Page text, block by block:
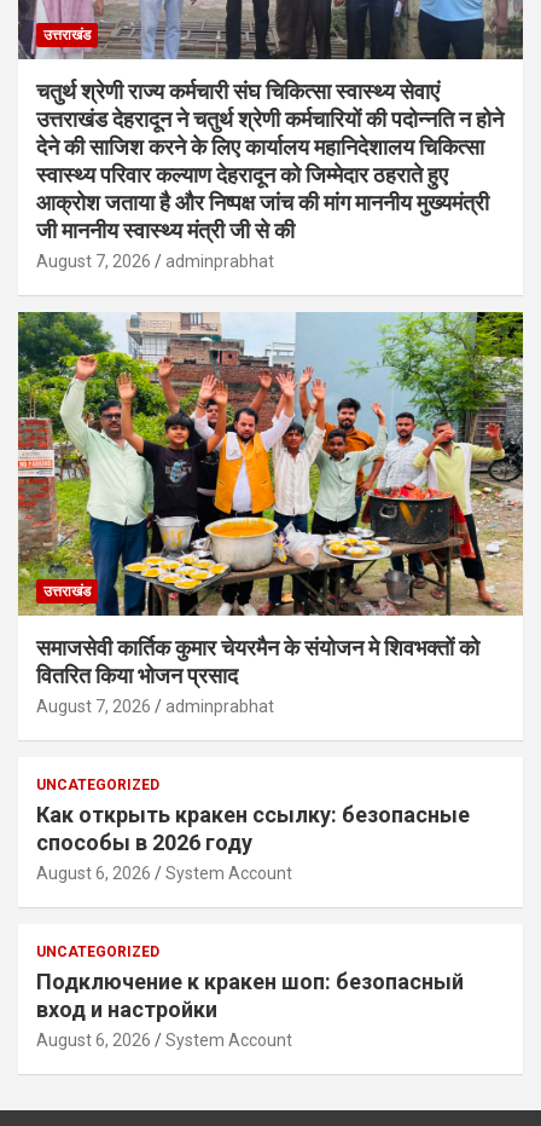
उत्तराखंड
चतुर्थ श्रेणी राज्य कर्मचारी संघ चिकित्सा स्वास्थ्य सेवाएं
उत्तराखंड देहरादून ने चतुर्थ श्रेणी कर्मचारियों की पदोन्नति न होने
देने की साजिश करने के लिए कार्यालय महानिदेशालय चिकित्सा
स्वास्थ्य परिवार कल्याण देहरादून को जिम्मेदार ठहराते हुए
आक्रोश जताया है और निष्पक्ष जांच की मांग माननीय मुख्यमंत्री
जी माननीय स्वास्थ्य मंत्री जी से की
August 7, 2026 adminprabhat
उत्तराखंड
समाजसेवी कार्तिक कुमार चेयरमैन के संयोजन मे शिवभक्तों को
वितरित किया भोजन प्रसाद
August 7, 2026 adminprabhat
UNCATEGORIZED
Как открыть кракен ссылку: безопасные
способы в 2026 году
August 6, 2026 System Account
UNCATEGORIZED
Подключение к кракен шоп: безопасный
вход и настройки
August 6, 2026 System Account